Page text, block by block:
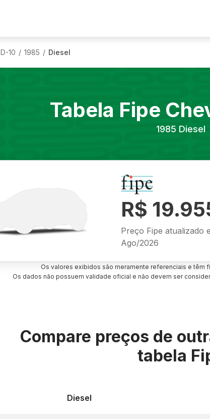
D-10 / 1985 / Diesel
Tabela Fipe
1985 Diesel
R$
Preço Fipe atualizado
Ago/2026
Os valores exibidos são meramente referenciais e têm
Os dados não possuem validade oficial e não devem ser
Compare preços de
tabela
Diesel